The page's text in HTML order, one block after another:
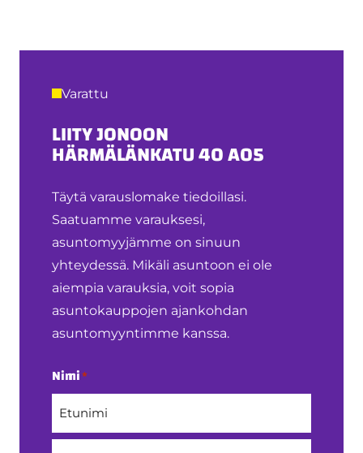
Varattu
LIITY JONOON
HÄRMÄLÄNKATU 40 A05
Täytä varauslomake tiedoillasi.
Saatuamme varauksesi,
asuntomyyjämme on sinuun
yhteydessä. Mikäli asuntoon ei ole
aiempia varauksia, voit sopia
asuntokauppojen ajankohdan
asuntomyyntimme kanssa.
Nimi*
Etunimi